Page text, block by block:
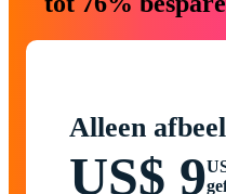
Alleen
US$ 9